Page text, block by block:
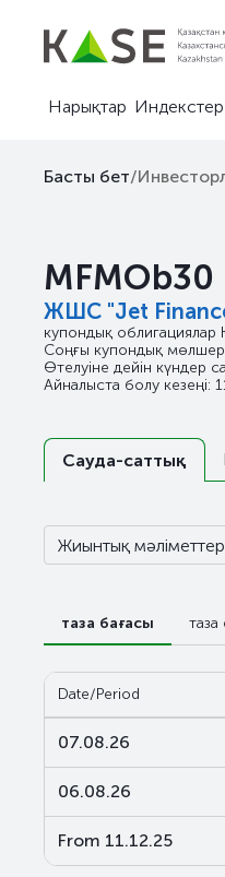
Нарықтар Индекстер
Басты бет/
MFMOb30
ЖШС "Jet
купондық облигациялар
Соңғы купондық
Өтелуіне дейін күндер
Айналыста болу кезеңі:
Сауда-саттық
Жиынтық мәліметтер
таза бағасы
Date/Period
07.08.26
06.08.26
From 11.12.25